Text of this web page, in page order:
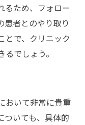
るため、フォロー
患者とのやり取り
とで、クリニック
でしょう。
おいて非常に貴重
ついても、具体的